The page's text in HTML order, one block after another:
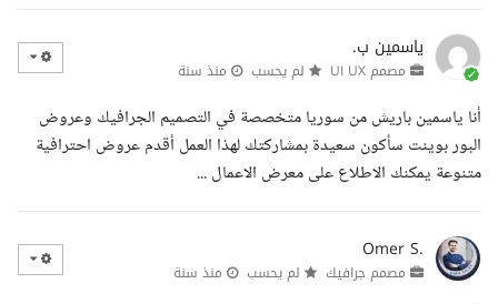
ياسمين ب.
مصمم UI UX لم يحسب منذ سنة
أنا ياسمين باريش من سوريا متخصصة في التصميم الجرافيك وعروض
البور بوينت سأكون سعيدة بمشاركتك لهذا العمل أقدم عروض احترافية
متنوعة يمكنك الاطلاع على معرض الاعمال ...
Omer S.
مصمم جرافيك لم يحسب منذ سنة